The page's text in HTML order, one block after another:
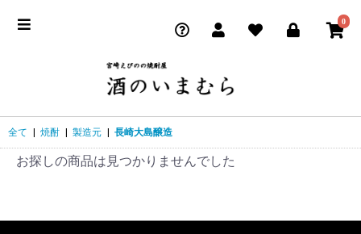
0
全て 焼酎 製造元 長崎大島醸造
お探しの商品は見つかりませんでした